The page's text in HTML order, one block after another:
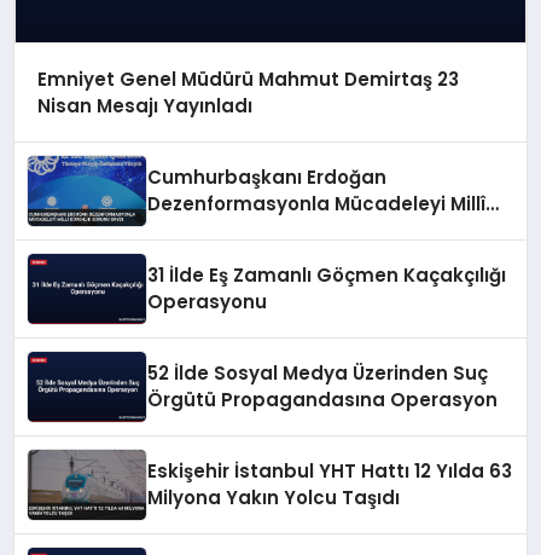
Emniyet Genel Müdürü Mahmut Demirtaş 23
Nisan Mesajı Yayınladı
Cumhurbaşkanı Erdoğan
Dezenformasyonla Mücadeleyi Millî
31 İlde Eş Zamanlı Göçmen Kaçakçılığı
Operasyonu
52 İlde Sosyal Medya Üzerinden Suç
Örgütü Propagandasına Operasyon
Eskişehir İstanbul YHT Hattı 12 Yılda 63
Milyona Yakın Yolcu Taşıdı